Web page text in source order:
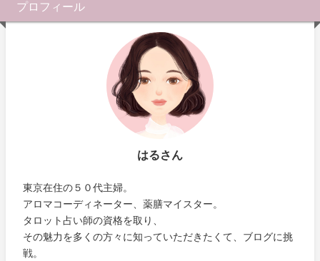
プロフィール
はるさん
東京在住の５０代主婦。
アロマコーディネーター、薬膳マイスター。
タロット占い師の資格を取り、
その魅力を多くの方々に知っていただきたくて、ブログに挑
戦。